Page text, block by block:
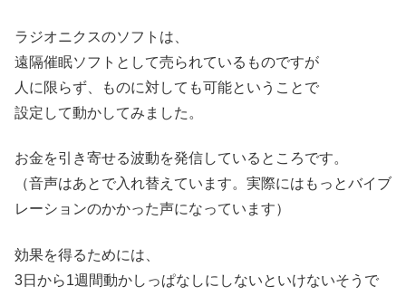
ラジオニクスのソフトは、
遠隔催眠ソフトとして売られているものですが
人に限らず、ものに対しても可能ということで
設定して動かしてみました。
お金を引き寄せる波動を発信しているところです。
（音声はあとで入れ替えています。実際にはもっとバイブ
レーションのかかった声になっています）
効果を得るためには、
3日から1週間動かしっぱなしにしないといけないそうで